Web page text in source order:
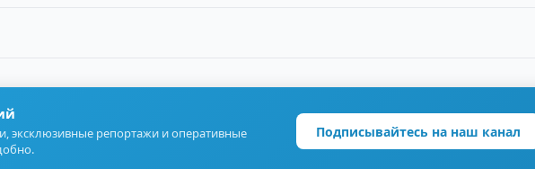
эксклюзивные репортажи и оперативные
Подписывайтесь на наш канал